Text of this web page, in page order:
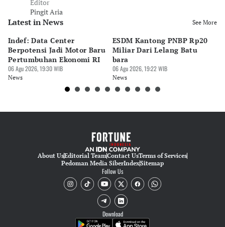
Editor
Pingit Aria
Latest in News See More
Indef: Data Center
Berpotensi Jadi Motor Baru
Pertumbuhan Ekonomi RI
06 Agu 2026, 19:30 WIB
News
ESDM Kantong PNBP Rp20
Miliar Dari Lelang Batu
bara
06 Agu 2026, 19:22 WIB
News
About UsEditorial TeamContact UsTerms of Services
Pedoman Media SiberIndexSitemap
Follow Us
Download